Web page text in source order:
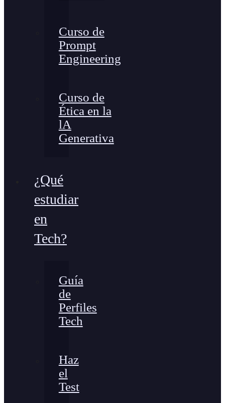
Curso de
Prompt
Engineering
Curso de
Ética en la
lA
Generativa
¿Qué
estudiar
en
Tech?
Guía
de
Perfiles
Tech
Haz
el
Test